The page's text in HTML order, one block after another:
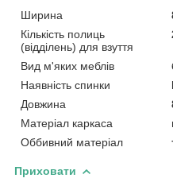
Ширина
Кількість полиць
(відділень) для взуття
Вид м'яких меблів
Наявність спинки
Довжина
Матеріал каркаса
Оббивний матеріал
Приховати